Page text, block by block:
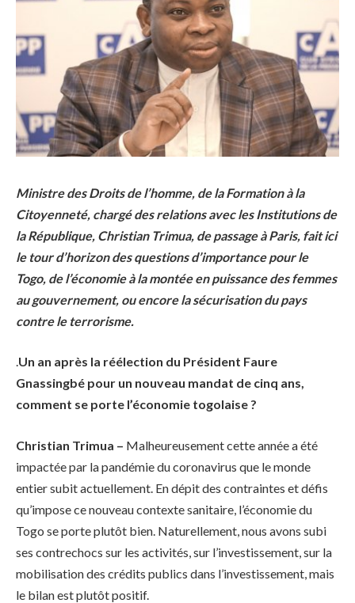
Ministre des Droits de l’homme, de la Formation à la
Citoyenneté, chargé des relations avec les Institutions de
la République, Christian Trimua, de passage à Paris, fait ici
le tour d’horizon des questions d’importance pour le
Togo, de l’économie à la montée en puissance des femmes
au gouvernement, ou encore la sécurisation du pays
contre le terrorisme.
.Un an après la réélection du Président Faure
Gnassingbé pour un nouveau mandat de cinq ans,
comment se porte l’économie togolaise ?
Christian Trimua – Malheureusement cette année a été
impactée par la pandémie du coronavirus que le monde
entier subit actuellement. En dépit des contraintes et défis
qu’impose ce nouveau contexte sanitaire, l’économie du
Togo se porte plutôt bien. Naturellement, nous avons subi
ses contrechocs sur les activités, sur l’investissement, sur la
mobilisation des crédits publics dans l’investissement, mais
le bilan est plutôt positif.